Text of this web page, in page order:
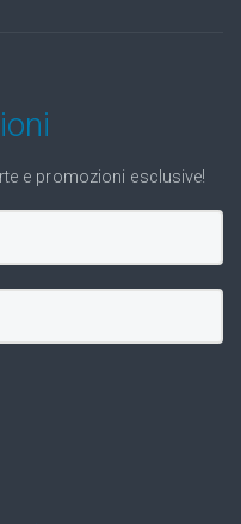
e promozioni esclusive!